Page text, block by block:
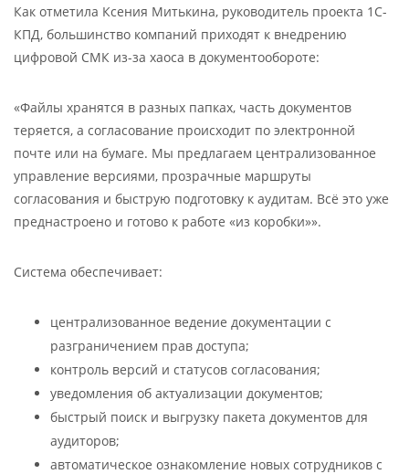
Как отметила Ксения Митькина, руководитель проекта 1С-
КПД, большинство компаний приходят к внедрению
цифровой СМК из-за хаоса в документообороте:
«Файлы хранятся в разных папках, часть документов
теряется, а согласование происходит по электронной
почте или на бумаге. Мы предлагаем централизованное
управление версиями, прозрачные маршруты
согласования и быструю подготовку к аудитам. Всё это уже
преднастроено и готово к работе «из коробки»».
Система обеспечивает:
централизованное ведение документации с
разграничением прав доступа;
контроль версий и статусов согласования;
уведомления об актуализации документов;
быстрый поиск и выгрузку пакета документов для
аудиторов;
автоматическое ознакомление новых сотрудников с